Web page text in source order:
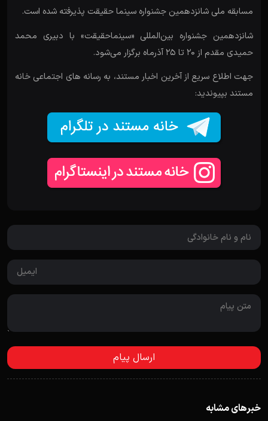
مسابقه ملی شانزدهمین جشنواره سینما حقیقت پذیرفته شده است.
شانزدهمین جشنواره بین‌المللی «سینماحقیقت» با دبیری محمد
حمیدی مقدم از 20 تا 25 آذرماه برگزار می‌شود.
جهت اطلاع سریع از آخرین اخبار مستند، به رسانه های اجتماعی خانه
مستند بپیوندید:
خبرهای مشابه